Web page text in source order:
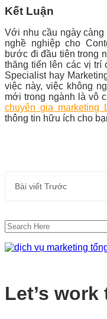
Kết Luận
Với nhu cầu ngày
nghề nghiệp cho
bước đi đầu tiên trong
thăng tiến lên các vị trí
Specialist hay
việc này, việc không
mới trong ngành là vô
chuyên gia marketing
thông tin hữu ích cho
Bài viết Trước
Let’s